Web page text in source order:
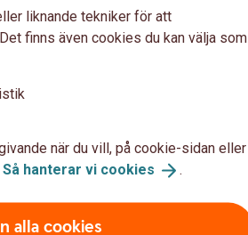
signerar
någon oväntat
liknande tekniker för att
finns även cookies du kan välja som
när du vill, på cookie-sidan eller
Så hanterar vi cookies .
alla cookies